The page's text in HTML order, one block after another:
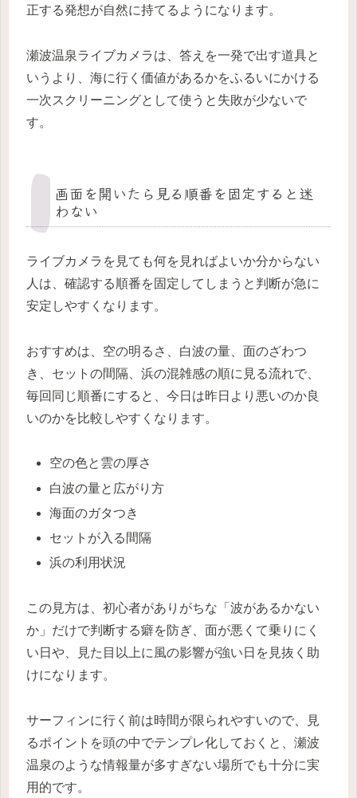
正する発想が自然に持てるようになります。
瀬波温泉ライブカメラは、答えを一発で出す道具と
いうより、海に行く価値があるかをふるいにかける
一次スクリーニングとして使うと失敗が少ないで
す。
画面を開いたら見る順番を固定すると迷
わない
ライブカメラを見ても何を見ればよいか分からない
人は、確認する順番を固定してしまうと判断が急に
安定しやすくなります。
おすすめは、空の明るさ、白波の量、面のざわつ
き、セットの間隔、浜の混雑感の順に見る流れで、
毎回同じ順番にすると、今日は昨日より悪いのか良
いのかを比較しやすくなります。
空の色と雲の厚さ
白波の量と広がり方
海面のガタつき
セットが入る間隔
浜の利用状況
この見方は、初心者がありがちな「波があるかない
か」だけで判断する癖を防ぎ、面が悪くて乗りにく
い日や、見た目以上に風の影響が強い日を見抜く助
けになります。
サーフィンに行く前は時間が限られやすいので、見
るポイントを頭の中でテンプレ化しておくと、瀬波
温泉のような情報量が多すぎない場所でも十分に実
用的です。